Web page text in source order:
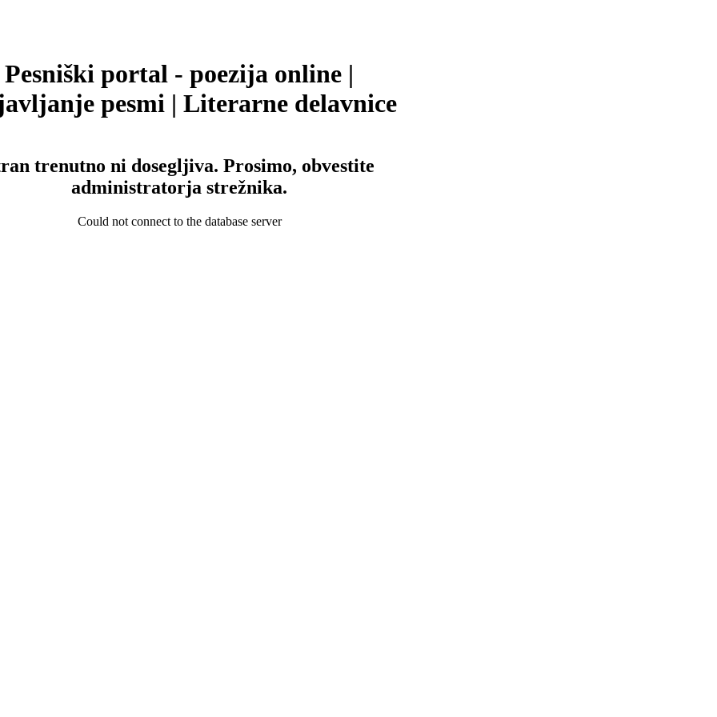
Pesniški portal - poezija online |
pesmi | Literarne delavnice
trenutno ni dosegljiva. Prosimo, obvestite
administratorja strežnika.
Could not connect to the database server